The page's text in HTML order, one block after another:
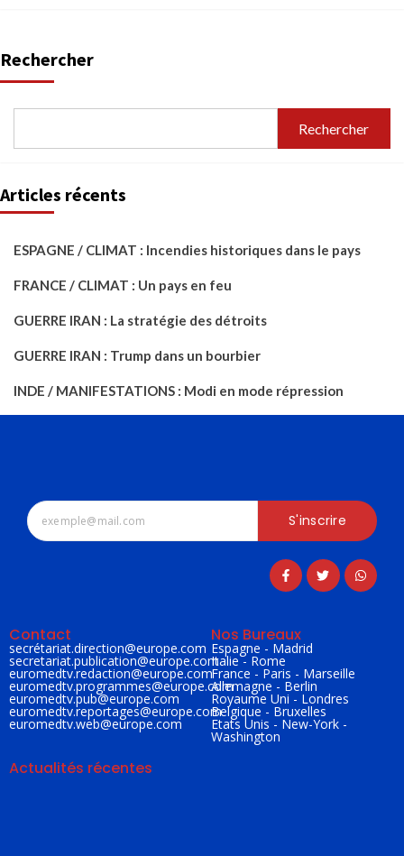
Rechercher
Rechercher
Articles récents
ESPAGNE / CLIMAT : Incendies historiques dans le pays
FRANCE / CLIMAT : Un pays en feu
GUERRE IRAN : La stratégie des détroits
GUERRE IRAN : Trump dans un bourbier
INDE / MANIFESTATIONS : Modi en mode répression
S'inscrire
Contact
secrétariat.direction@europe.com
secretariat.publication@europe.com
euromedtv.redaction@europe.com
euromedtv.programmes@europe.com
euromedtv.pub@europe.com
euromedtv.reportages@europe.com
euromedtv.web@europe.com
Nos Bureaux
Espagne - Madrid
Italie - Rome
France - Paris - Marseille
Allemagne - Berlin
Royaume Uni - Londres
Belgique - Bruxelles
Etats Unis - New-York -
Washington
Actualités récentes